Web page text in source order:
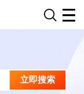
立即搜索